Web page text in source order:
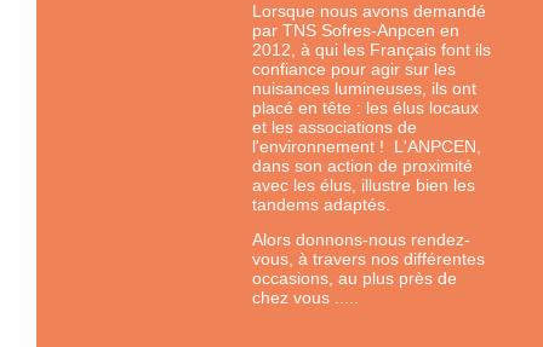
Lorsque nous avons demandé
par TNS Sofres-Anpcen en
2012, à qui les Français font ils
confiance pour agir sur les
nuisances lumineuses, ils ont
placé en tête : les élus locaux
et les associations de
l'environnement ! L'ANPCEN,
dans son action de proximité
avec les élus, illustre bien les
tandems adaptés.
Alors donnons-nous rendez-
vous, à travers nos différentes
occasions, au plus près de
chez vous .....